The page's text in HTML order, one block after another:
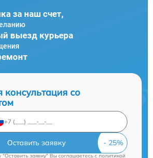
за наш счет,
выезд курьера
консультация со
Оставить заявку
заявку" Вы соглашаетесь cполитикой